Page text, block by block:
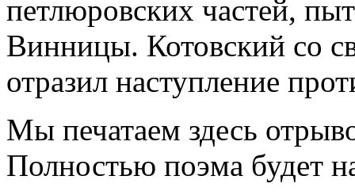
петлюровских частей,
Винницы. Котовский со
отразил наступление
Мы печатаем здесь
Полностью поэма будет